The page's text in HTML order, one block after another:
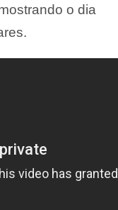
o dia